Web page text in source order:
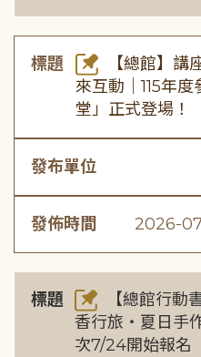
標題
【總館】講
來互動｜115年
堂」正式登場！
發布單位
發佈時間 2026-
標題
【總館行動
香行旅・夏日手
次7/24開始報名